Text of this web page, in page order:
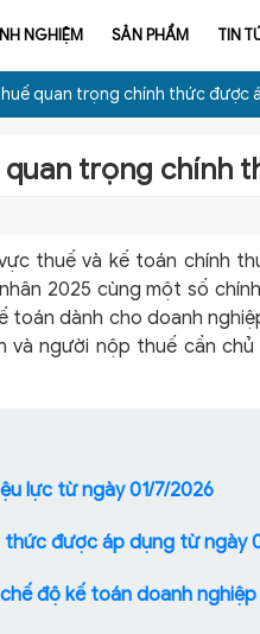
NGHIỆM SẢN PHẨM TIN
quan trọng chính thức được
quan trọng chính
thuế và kế toán chính
2025 cùng một số
toán dành cho doanh
và người nộp thuế cần
lực từ ngày 01/7/2026
được áp dụng từ ngày
độ kế toán doanh nghiệp